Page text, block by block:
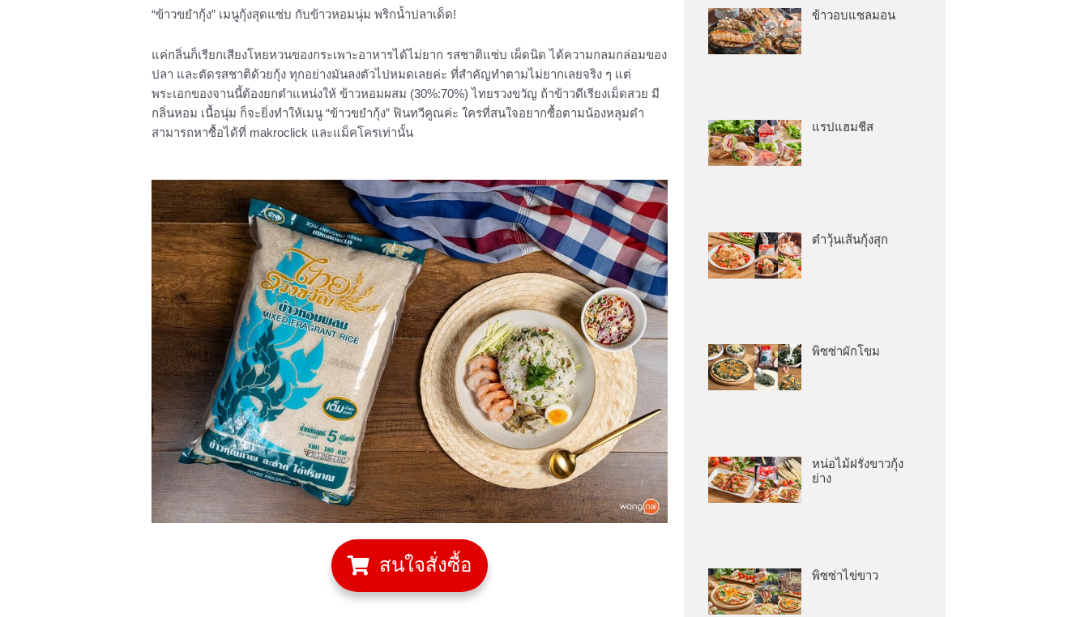
“ข้าวขยำกุ้ง” เมนูกุ้งสุดแซ่บ กับข้าวหอมนุ่ม พริกน้ำปลาเด็ด!
แค่กลิ่นก็เรียกเสียงโหยหวนของกระเพาะอาหารได้ไม่ยาก รสชาติแซ่บ เผ็ดนิด ได้ความกลมกล่อมของ
ปลา และตัดรสชาติด้วยกุ้ง ทุกอย่างมันลงตัวไปหมดเลยค่ะ ที่สำคัญทำตามไม่ยากเลยจริง ๆ แต่
พระเอกของจานนี้ต้องยกตำแหน่งให้ ข้าวหอมผสม (30%:70%) ไทยรวงขวัญ ถ้าข้าวดีเรียงเม็ดสวย มี
กลิ่นหอม เนื้อนุ่ม ก็จะยิ่งทำให้เมนู “ข้าวขยำกุ้ง” ฟินทวีคูณค่ะ ใครที่สนใจอยากซื้อตามน้องหลุมดำ
สามารถหาซื้อได้ที่ makroclick และแม็คโครเท่านั้น
สนใจสั่งซื้อ
ข้าวอบแซลมอน
แรปแฮมชีส
ตำวุ้นเส้นกุ้งสุก
พิซซ่าผักโขม
หน่อไม้ฝรั่งขาวกุ้ง
ย่าง
พิซซ่าไข่ขาว